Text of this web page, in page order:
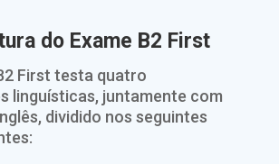
do Exame B2 First
First testa quatro
linguísticas, juntamente com
dividido nos seguintes